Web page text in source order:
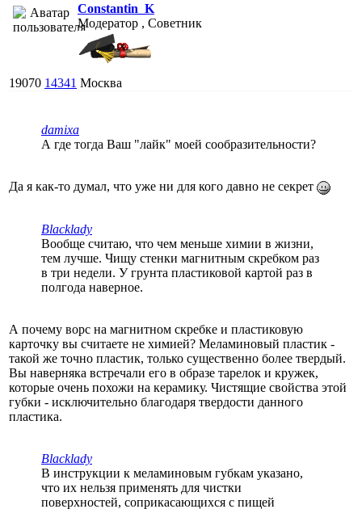
Constantin_K
Модератор , Советник
19070 14341 Москва
damixa
А где тогда Ваш "лайк" моей сообразительности?
Да я как-то думал, что уже ни для кого давно не секрет
Blacklady
Вообще считаю, что чем меньше химии в жизни,
тем лучше. Чищу стенки магнитным скребком раз
в три недели. У грунта пластиковой картой раз в
полгода наверное.
А почему ворс на магнитном скребке и пластиковую
карточку вы считаете не химией? Меламиновый пластик -
такой же точно пластик, только существенно более твердый.
Вы наверняка встречали его в образе тарелок и кружек,
которые очень похожи на керамику. Чистящие свойства этой
губки - исключительно благодаря твердости данного
пластика.
Blacklady
В инструкции к меламиновым губкам указано,
что их нельзя применять для чистки
поверхностей, соприкасающихся с пищей